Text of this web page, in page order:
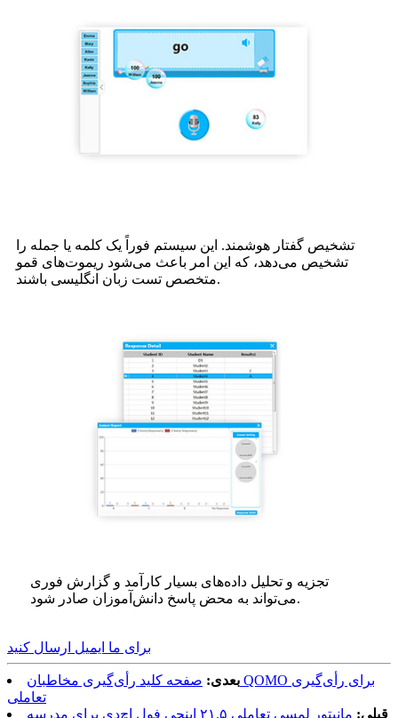
تشخیص گفتار هوشمند. این سیستم فوراً یک کلمه یا جمله را
تشخیص می‌دهد، که این امر باعث می‌شود ریموت‌های قمو
متخصص تست زبان انگلیسی باشند.
تجزیه و تحلیل داده‌های بسیار کارآمد و گزارش فوری
می‌تواند به محض پاسخ دانش‌آموزان صادر شود.
برای ما ایمیل ارسال کنید
بعدی: صفحه کلید رأی‌گیری مخاطبان QOMO برای رأی‌گیری
تعاملی
قبلی: مانیتور لمسی تعاملی ۲۱.۵ اینچی فول اچ‌دی برای مدرسه